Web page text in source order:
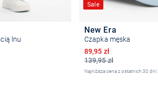
lnu
Sale
New Era
Czapka męska
139,95 zł
Obniżona cena
89,95 zł
Najniższa cena z ostatnich 30 dni: